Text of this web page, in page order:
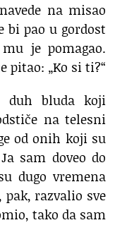
na misao
bi pao u gordost
je pomagao.
pitao: „Ko si ti?“
duh bluda koji
na telesni
od onih koji su
sam doveo do
dugo vremena
razvalio sve
tako da sam